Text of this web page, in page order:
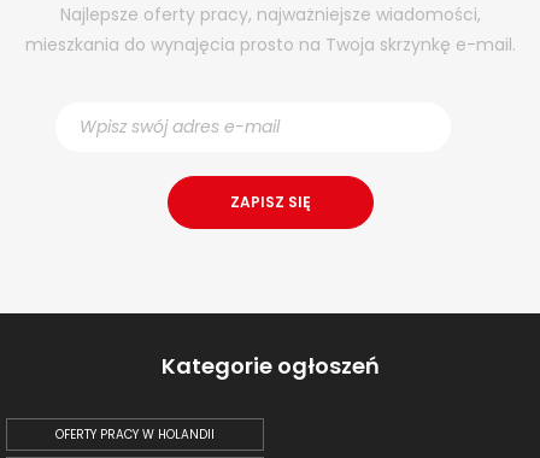
Najlepsze oferty pracy, najważniejsze wiadomości,
mieszkania do wynajęcia prosto na Twoja skrzynkę e-mail.
Kategorie ogłoszeń
OFERTY PRACY W HOLANDII